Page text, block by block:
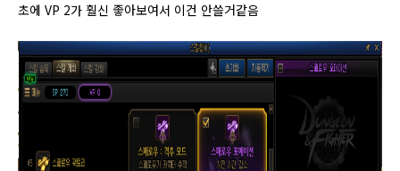
초에 VP 2가 훨신 좋아보여서 이건 안쓸거같음